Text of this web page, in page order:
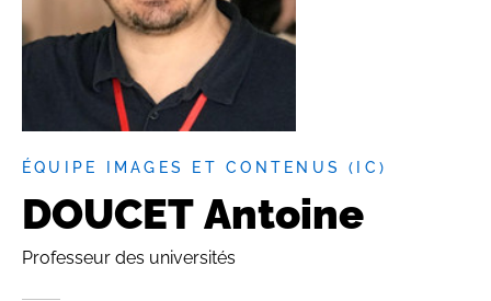
ÉQUIPE IMAGES ET CONTENUS (IC)
DOUCET Antoine
Professeur des universités